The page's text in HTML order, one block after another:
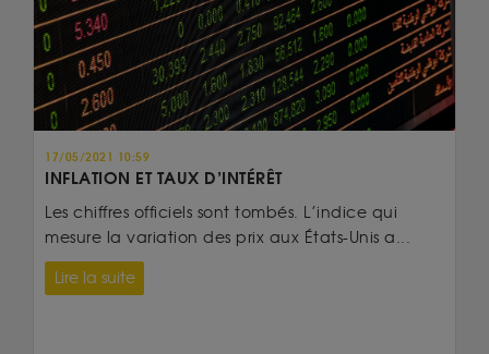
17/05/2021 10:59
INFLATION ET TAUX D’INTÉRÊT
Les chiffres officiels sont tombés. L’indice qui
mesure la variation des prix aux États-Unis a...
Lire la suite